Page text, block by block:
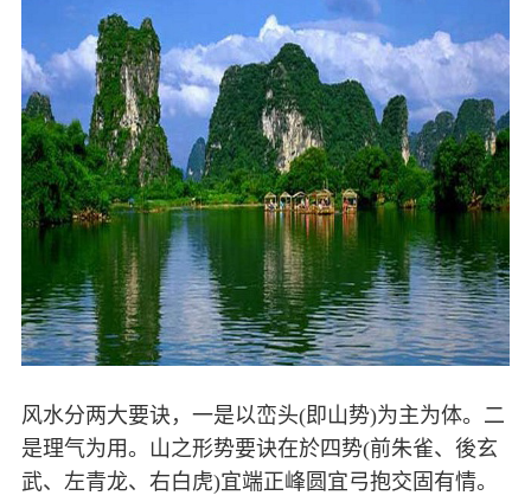
风水分两大要诀，一是以峦头(即山势)为主为体。二
是理气为用。山之形势要诀在於四势(前朱雀、後玄
武、左青龙、右白虎)宜端正峰圆宜弓抱交固有情。